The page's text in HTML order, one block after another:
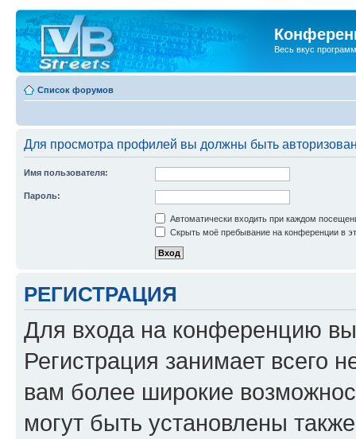
Весь вкус
Список форумов
Для просмотра профилей вы должны быть
Имя пользователя:
Пароль:
Автоматически входить при каждом
Скрыть моё пребывание на конференции в
РЕГИСТРАЦИЯ
Для входа на конференцию
Регистрация занимает всего
вам более широкие
могут быть установлены